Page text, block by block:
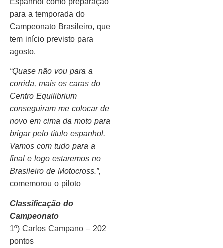
para a temporada do
Campeonato Brasileiro, que
tem início previsto para
agosto.
“Quase não vou para a
corrida, mais os caras do
Centro Equilibrium
conseguiram me colocar de
novo em cima da moto para
brigar pelo título espanhol.
Vamos com tudo para a
final e logo estaremos no
Brasileiro de Motocross.”,
comemorou o piloto
Classificação do
Campeonato
1º) Carlos Campano – 202
pontos